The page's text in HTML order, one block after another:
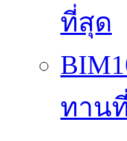
ที่สุด
ทาน